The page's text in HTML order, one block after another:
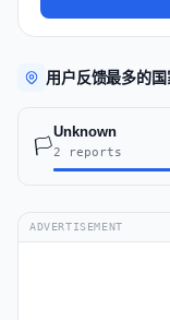
用户反馈最多的
🏳️
Unknown
2 reports
ADVERTISEMENT